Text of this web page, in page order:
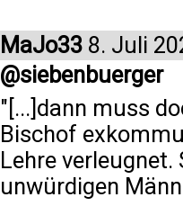
MaJo33 8. Juli
@siebenbuerger
"[...]dann muss
Bischof
Lehre
unwürdigen